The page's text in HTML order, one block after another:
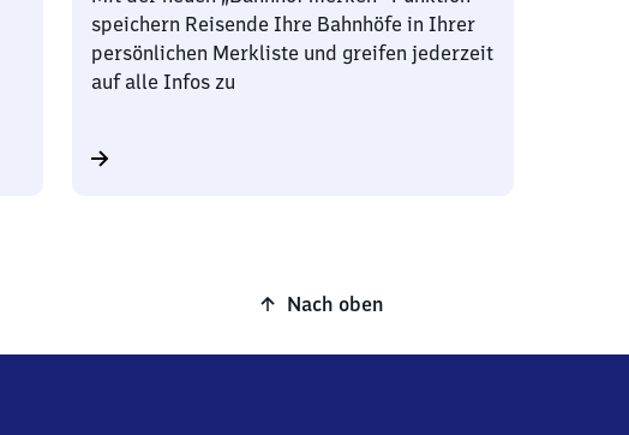
speichern Reisende Ihre Bahnhöfe in Ihrer
persönlichen Merkliste und greifen jederzeit
auf alle Infos zu
Nach oben